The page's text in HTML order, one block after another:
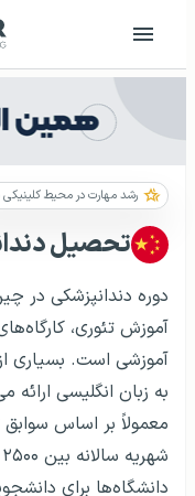
رشد مهارت در محیط کلینیکی
تحصیل
دوره دندانپزشکی
آموزش تئوری،
آموزشی است. بسیاری
به زبان انگلیسی
معمولاً بر اساس
دانشگاه‌ها برای